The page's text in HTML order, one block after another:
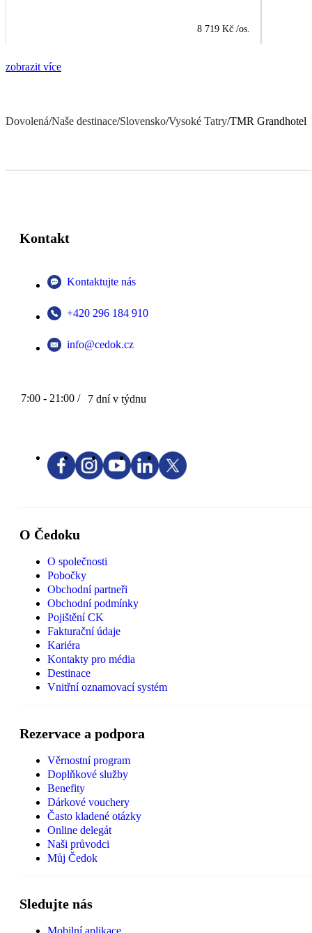
8 719 Kč /os.
zobrazit více
Dovolená/Naše destinace/Slovensko/Vysoké Tatry/TMR Grandhotel
Kontakt
Kontaktujte nás
+420 296 184 910
info@cedok.cz
7:00 - 21:00 / 7 dní v týdnu
O Čedoku
O společnosti
Pobočky
Obchodní partneři
Obchodní podmínky
Pojištění CK
Fakturační údaje
Kariéra
Kontakty pro média
Destinace
Vnitřní oznamovací systém
Rezervace a podpora
Věrnostní program
Doplňkové služby
Benefity
Dárkové vouchery
Často kladené otázky
Online delegát
Naši průvodci
Můj Čedok
Sledujte nás